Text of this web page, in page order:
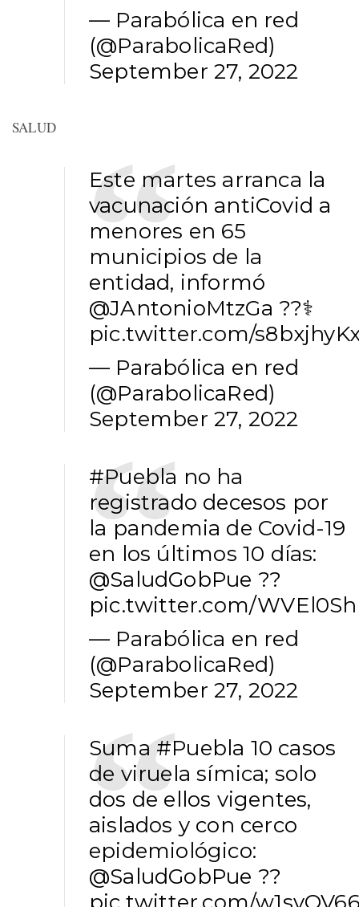
— Parabólica en red
(@ParabolicaRed)
September 27, 2022
SALUD
Este martes arranca la
vacunación antiCovid a
menores en 65
municipios de la
entidad, informó
@JAntonioMtzGa ??‍⚕️
pic.twitter.com/
— Parabólica en red
(@ParabolicaRed)
September 27, 2022
#Puebla no ha
registrado decesos por
la pandemia de Covid-19
en los últimos 10 días:
@SaludGobPue ??
pic.twitter.com/
— Parabólica en red
(@ParabolicaRed)
September 27, 2022
Suma#Puebla 10 casos
de viruela símica; solo
dos de ellos vigentes,
aislados y con cerco
epidemiológico:
@SaludGobPue ??